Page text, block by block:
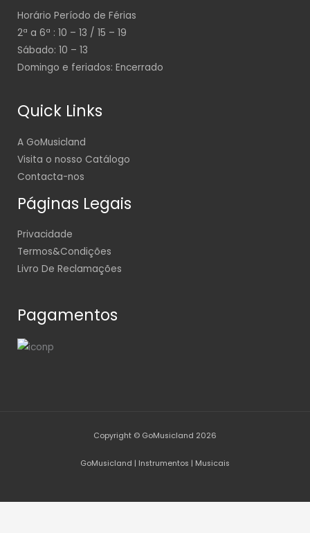
Horário Período de Férias
2ª a 6ª : 10 – 13 / 15 – 19
Sábado: 10 – 13
Domingo e feriados: Encerrado
Quick Links
A GoMusicland
Visita o nosso Catálogo
Contacta-nos
Páginas Legais
Privacidade
Termos&Condições
Livro De Reclamações
Pagamentos
Copyright © GoMusicland 2026
GoMusicland | Instrumentos | Musicais